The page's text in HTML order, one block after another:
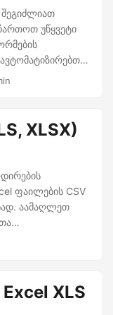
შეგიძლიათ
უწყვეტი
ექსპორტს
XLSX)
ფაილების CSV
აამაღლეთ
თქვენი
XLS